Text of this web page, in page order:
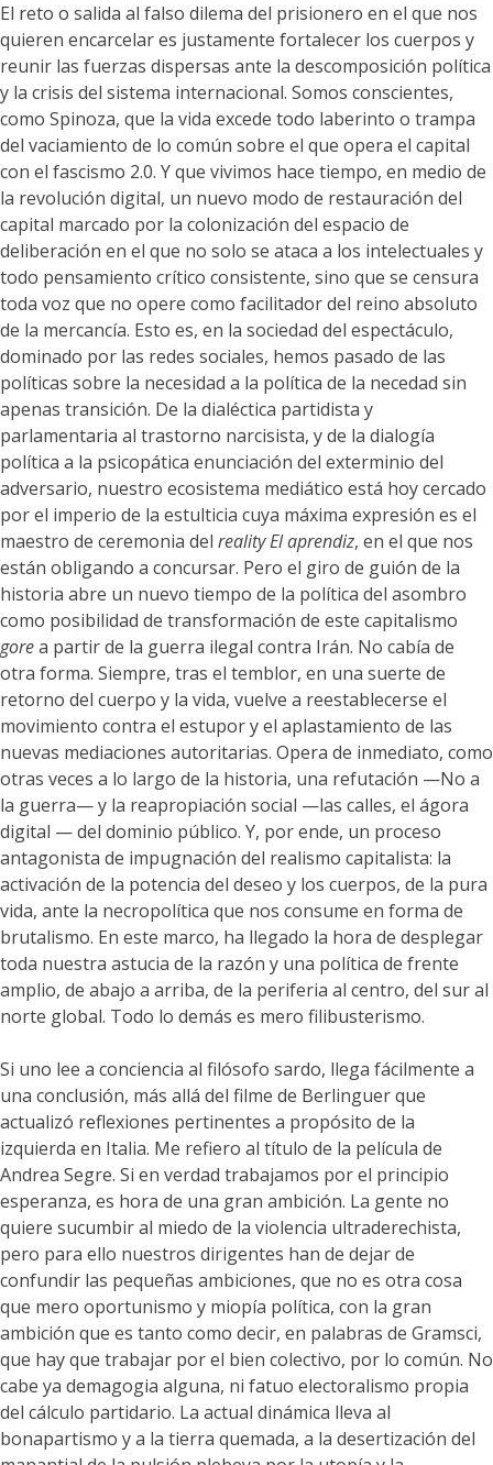
El reto o salida al falso dilema del prisionero en el que nos
quieren encarcelar es justamente fortalecer los cuerpos y
reunir las fuerzas dispersas ante la descomposición política
y la crisis del sistema internacional. Somos conscientes,
como Spinoza, que la vida excede todo laberinto o trampa
del vaciamiento de lo común sobre el que opera el capital
con el fascismo 2.0. Y que vivimos hace tiempo, en medio de
la revolución digital, un nuevo modo de restauración del
capital marcado por la colonización del espacio de
deliberación en el que no solo se ataca a los intelectuales y
todo pensamiento crítico consistente, sino que se censura
toda voz que no opere como facilitador del reino absoluto
de la mercancía. Esto es, en la sociedad del espectáculo,
dominado por las redes sociales, hemos pasado de las
políticas sobre la necesidad a la política de la necedad sin
apenas transición. De la dialéctica partidista y
parlamentaria al trastorno narcisista, y de la dialogía
política a la psicopática enunciación del exterminio del
adversario, nuestro ecosistema mediático está hoy cercado
por el imperio de la estulticia cuya máxima expresión es el
maestro de ceremonia del realityEl aprendiz, en el que nos
están obligando a concursar. Pero el giro de guión de la
historia abre un nuevo tiempo de la política del asombro
como posibilidad de transformación de este capitalismo
gorea partir de la guerra ilegal contra Irán. No cabía de
otra forma. Siempre, tras el temblor, en una suerte de
retorno del cuerpo y la vida, vuelve a reestablecerse el
movimiento contra el estupor y el aplastamiento de las
nuevas mediaciones autoritarias. Opera de inmediato, como
otras veces a lo largo de la historia, una refutación —No a
la guerra— y la reapropiación social —las calles, el ágora
digital — del dominio público. Y, por ende, un proceso
antagonista de impugnación del realismo capitalista: la
activación de la potencia del deseo y los cuerpos, de la pura
vida, ante la necropolítica que nos consume en forma de
brutalismo. En este marco, ha llegado la hora de desplegar
toda nuestra astucia de la razón y una política de frente
amplio, de abajo a arriba, de la periferia al centro, del sur al
norte global. Todo lo demás es mero filibusterismo.
Si uno lee a conciencia al filósofo sardo, llega fácilmente a
una conclusión, más allá del filme de Berlinguer que
actualizó reflexiones pertinentes a propósito de la
izquierda en Italia. Me refiero al título de la película de
Andrea Segre. Si en verdad trabajamos por el principio
esperanza, es hora de una gran ambición. La gente no
quiere sucumbir al miedo de la violencia ultraderechista,
pero para ello nuestros dirigentes han de dejar de
confundir las pequeñas ambiciones, que no es otra cosa
que mero oportunismo y miopía política, con la gran
ambición que es tanto como decir, en palabras de Gramsci,
que hay que trabajar por el bien colectivo, por lo común. No
cabe ya demagogia alguna, ni fatuo electoralismo propia
del cálculo partidario. La actual dinámica lleva al
bonapartismo y a la tierra quemada, a la desertización del